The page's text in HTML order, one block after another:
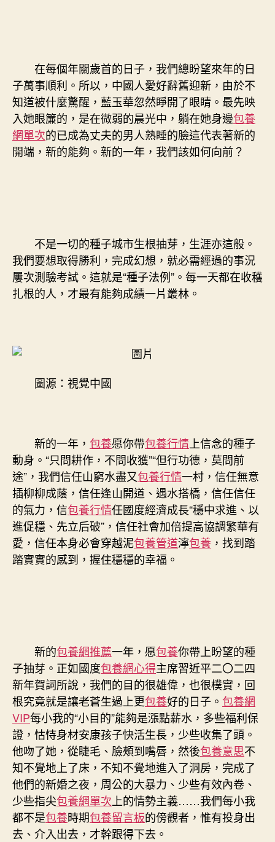
在每個年關歲首的日子，我們總盼望來年的日
子萬事順利。所以，中國人愛好辭舊迎新，由於不
知道被什麼驚醒，藍玉華忽然睜開了眼睛。最先映
入她眼簾的，是在微弱的晨光中，躺在她身邊包養
網單次的已成為丈夫的男人熟睡的臉這代表著新的
開端，新的能夠。新的一年，我們該如何向前？
不是一切的種子城市生根抽芽，生涯亦這般。
我們要想取得勝利，完成幻想，就必需經過的事況
屢次測驗考試。這就是“種子法例”。每一天都在收穫
扎根的人，才最有能夠成績一片叢林。
圖源：視覺中國
新的一年， 包養愿你帶包養行情 上信念的種子
動身。“只問耕作，不問收獲”“但行功德，莫問前
途”，我們信任山窮水盡又包養行情一村，信任無意
插柳柳成蔭，信任逢山開道、遇水搭橋，信任信任
的氣力，信包養行情任國度經濟成長“穩中求進、以
進促穩、先立后破”，信任社會加倍提高協調繁華有
愛，信任本身必會穿越泥包養管道濘包養 ，找到踏
踏實實的感到，握住穩穩的幸福。
新的包養網推薦一年，愿包養你帶上盼望的種
子抽芽。正如國度包養網心得主席習近平二〇二四
新年賀詞所說，我們的目的很雄偉，也很樸實，回
根究竟就是讓老蒼生過上更包養好的日子。 包養網
VIP每小我的“小目的”能夠是漲點薪水，多些福利保
證，怙恃身材安康孩子快活生長，少些收集了頭。
他吻了她，從睫毛、臉頰到嘴唇，然後包養意思不
知不覺地上了床，不知不覺地進入了洞房，完成了
他們的新婚之夜，周公的大暴力、少些有效內卷、
少些指尖包養網單次 上的情勢主義……我們每小我
都不是包養時期包養留言板的傍觀者，惟有投身出
去、介入出去，才幹跟得下去。